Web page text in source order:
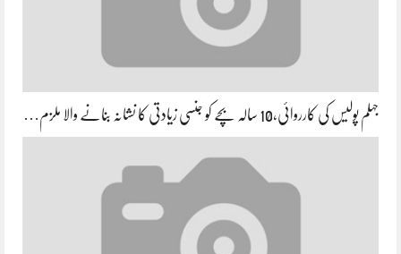
جہلم پولیس کی کارروائی،10 سالہ بچے کو جنسی زیادتی کا نشانہ بنانے والا ملزم…